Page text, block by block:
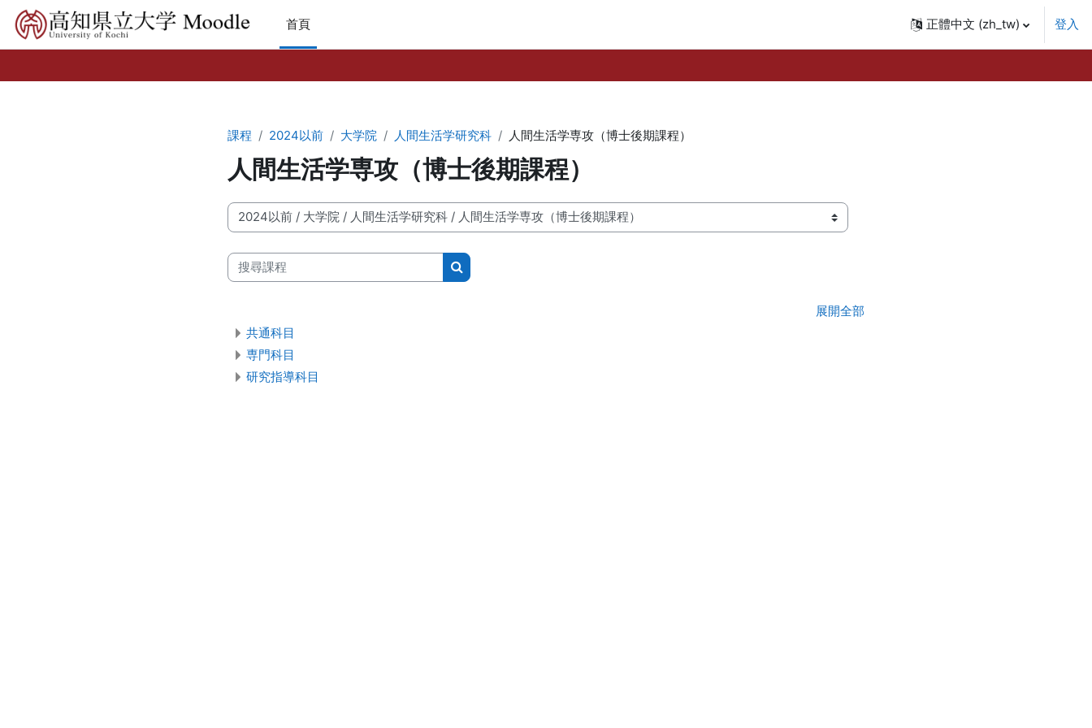
跳至主內容
首頁
正體中文 ‎(zh_tw)‎ 登入
課程 2024以前 大学院 人間生活学研究科 人間生活学専攻（博士後期課程）
人間生活学専攻（博士後期課程）
課程類別
搜尋課程
搜尋課程
展開全部
共通科目
専門科目
研究指導科目